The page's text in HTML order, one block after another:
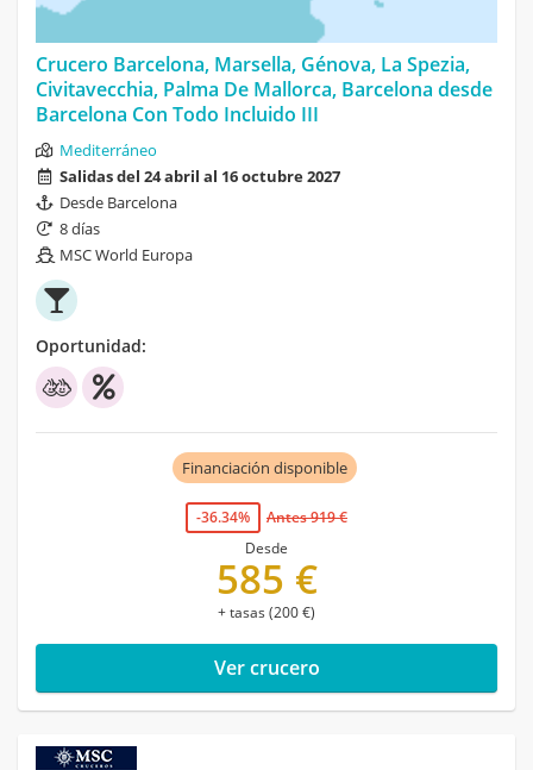
Crucero Barcelona, Marsella, Génova, La Spezia,
Civitavecchia, Palma De Mallorca, Barcelona desde
Barcelona Con Todo Incluido III
Mediterráneo
Salidas del 24 abril al 16 octubre 2027
Desde Barcelona
8 días
MSC World Europa
Oportunidad:
Financiación disponible
-36.34%
Antes 919 €
Desde
585 €
+ tasas (200 €)
Ver crucero